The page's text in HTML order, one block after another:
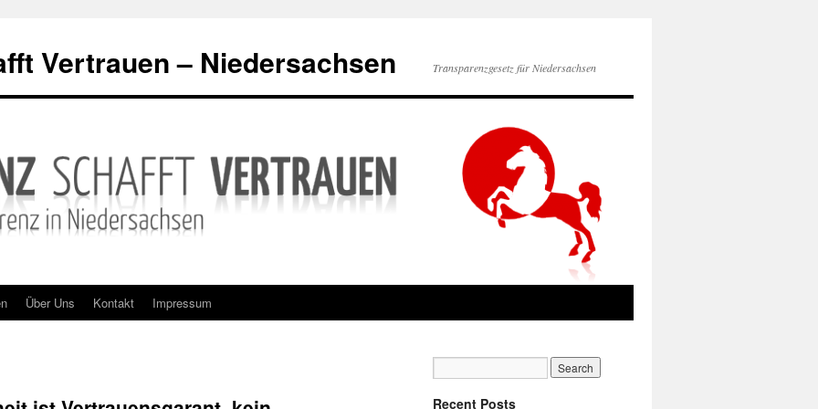
Vertrauen – Niedersachsen Transparenzgesetz für Niedersachsen
Über Uns Kontakt Impressum
Recent Posts